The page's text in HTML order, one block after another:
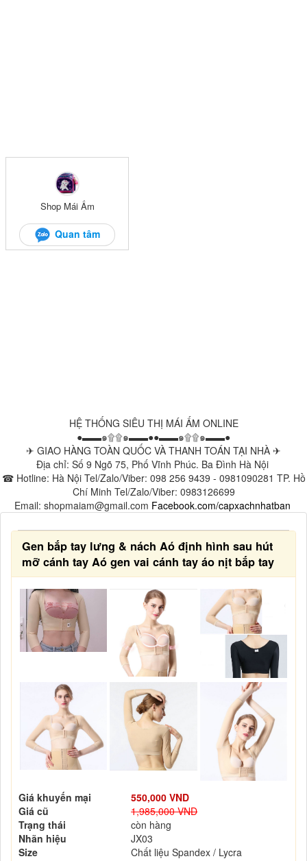
HỆ THỐNG SIÊU THỊ MÁI ẤM ONLINE
●▬▬๑۩۩๑▬▬●●▬▬๑۩۩๑▬▬●
✈ GIAO HÀNG TOÀN QUỐC VÀ THANH TOÁN TẠI NHÀ ✈
Địa chỉ: Số 9 Ngõ 75, Phố Vĩnh Phúc. Ba Đình Hà Nội
☎ Hotline: Hà Nội Tel/Zalo/Viber: 098 256 9439 - 0981090281 TP. Hồ
Chí Minh Tel/Zalo/Viber: 0983126699
Email: shopmaiam@gmail.com Facebook.com/capxachnhatban
Gen bắp tay lưng & nách Aó định hình sau hút
mỡ cánh tay Aó gen vai cánh tay áo nịt bắp tay
Giá khuyến mại
550,000 VND
Giá cũ
1,985,000 VND
Trạng thái
còn hàng
Nhãn hiệu
JX03
Size
Chất liệu Spandex / Lycra